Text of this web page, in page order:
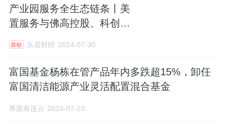
产业园服务全生态链条丨美
置服务与佛高控股、科创控
股合作签约
原创 乐居财经 2024-07-30
富国基金杨栋在管产品年内多跌超15%，卸任
富国清洁能源产业灵活配置混合基金
界面有连云 2024-07-23